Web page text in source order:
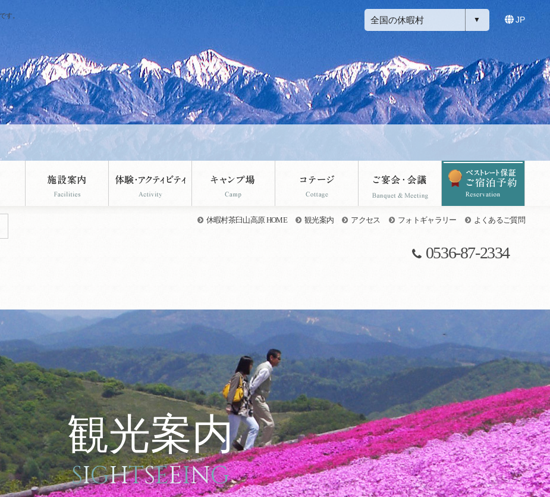
す。 全国の休暇村 JP
休暇村茶臼山高原 HOME 観光案内 アクセス フォトギャラリー よくあるご質問
0536-87-2334
観光案内
SIGHTSEEING